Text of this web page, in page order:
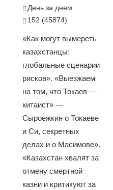
День за днем
152 (45874)
«Как могут вымереть
казахстанцы:
глобальные сценарии
рисков». «Выезжаем
на том, что Токаев —
китаист» —
Сыроежкин о Токаеве
и Си, секретных
делах и о Масимове».
«Казахстан хвалят за
отмену смертной
казни и критикуют за